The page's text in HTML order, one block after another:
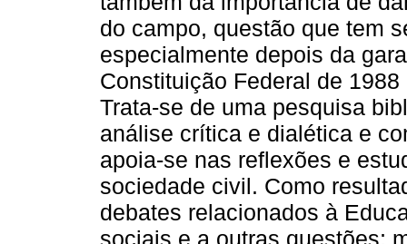
do campo, questão que tem
especialmente depois da
Constituição Federal de
Trata-se de uma pesquisa
análise crítica e dialética e
apoia-se nas reflexões e
sociedade civil. Como
debates relacionados à
sociais e a outras questões;